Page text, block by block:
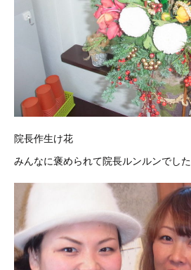
院長作生け花
みんなに褒められて院長ルンルンでした